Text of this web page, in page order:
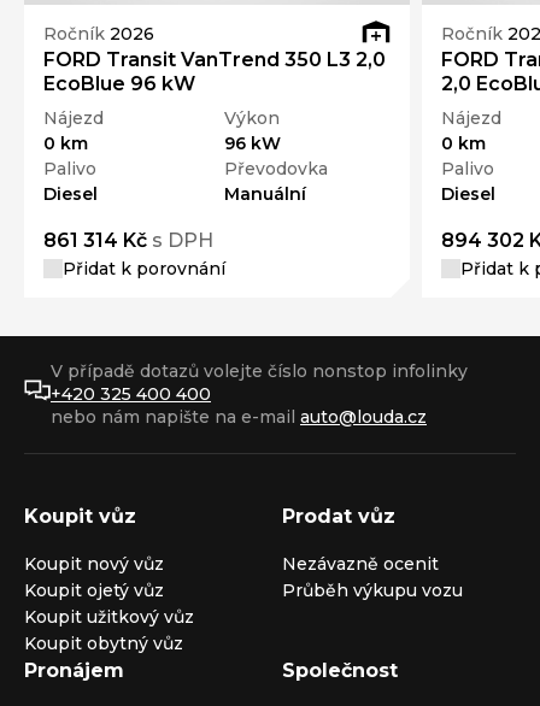
Ročník 2026
FORD Transit VanTrend 350 L3 2,0
EcoBlue 96 kW
Nájezd
0 km
Výkon
96 kW
Palivo
Diesel
Převodovka
Manuální
861 314 Kč s DPH
Přidat k porovnání
Ročník
FORD
2,0
Nájezd
0 km
Palivo
Diesel
894 302
Přidat k
V případě dotazů volejte číslo nonstop infolinky
+420 325 400 400
nebo nám napište na e-mail auto@louda.cz
Koupit vůz
Koupit nový vůz
Koupit ojetý vůz
Koupit užitkový vůz
Koupit obytný vůz
Prodat vůz
Nezávazně ocenit
Průběh výkupu vozu
Pronájem Společnost